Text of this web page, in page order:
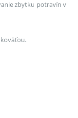
zbytku potravín v